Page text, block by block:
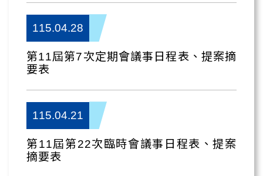
115.04.28
第11屆第7次定期會議事日程表、提案摘
要表
115.04.21
第11屆第22次臨時會議事日程表、提案
摘要表